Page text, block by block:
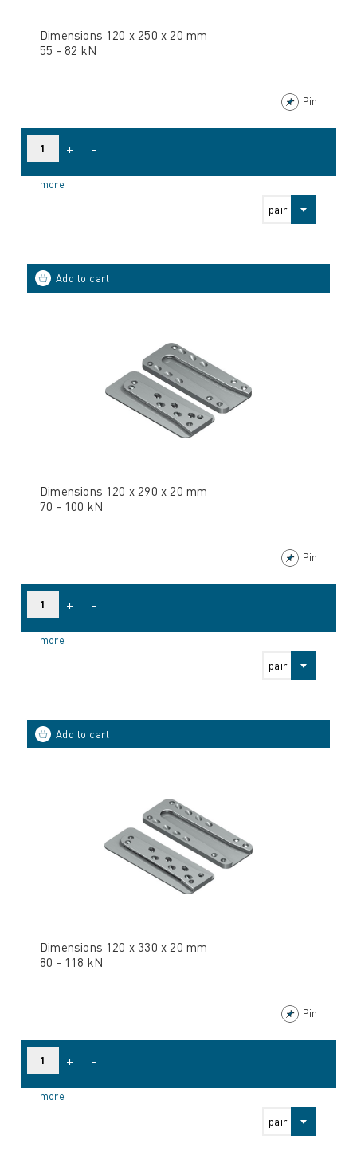
Dimensions 120 x 250 x 20 mm
55 - 82 kN
Pin
pair
+ -
more
Dimensions 120 x 290 x 20 mm
70 - 100 kN
Pin
pair
+ -
more
Dimensions 120 x 330 x 20 mm
80 - 118 kN
Pin
pair
+ -
more